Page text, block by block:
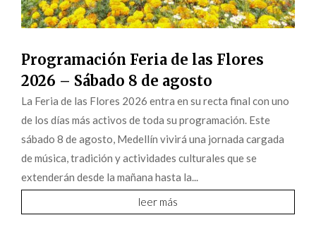
Programación Feria de las Flores
2026 – Sábado 8 de agosto
La Feria de las Flores 2026 entra en su recta final con uno
de los días más activos de toda su programación. Este
sábado 8 de agosto, Medellín vivirá una jornada cargada
de música, tradición y actividades culturales que se
extenderán desde la mañana hasta la...
leer más